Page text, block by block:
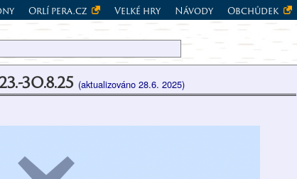
Orlí pera.cz Velké hry Návody Obchůdek
3O.8.25 (aktualizováno 28.6. 2025)